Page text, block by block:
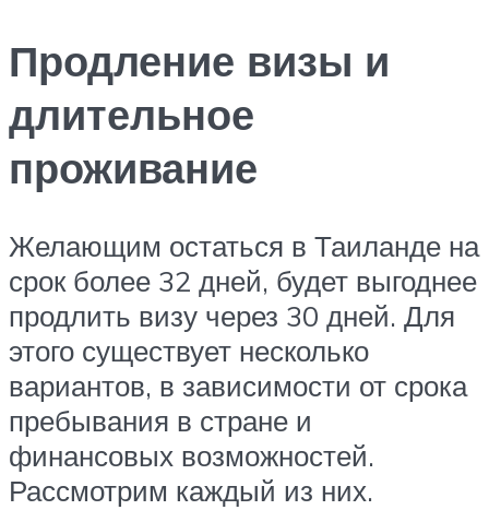
Продление визы и
длительное
проживание
Желающим остаться в Таиланде на
срок более 32 дней, будет выгоднее
продлить визу через 30 дней. Для
этого существует несколько
вариантов, в зависимости от срока
пребывания в стране и
финансовых возможностей.
Рассмотрим каждый из них.